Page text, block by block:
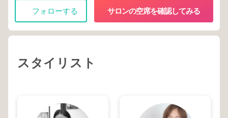
フォローする サロンの空席を確認してみる
スタイリスト